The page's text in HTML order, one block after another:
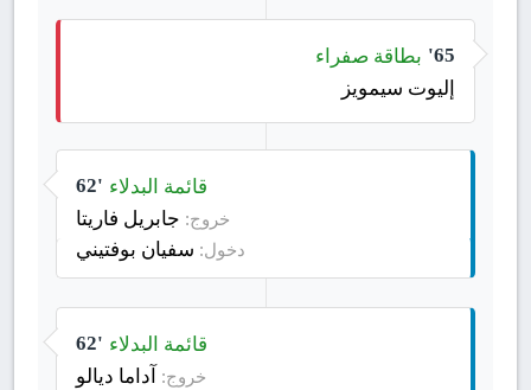
65' بطاقة صفراء
إليوت سيمويز
62' قائمة البدلاء
خروج: جابريل فاريتا
دخول: سفيان بوفتيني
62' قائمة البدلاء
خروج: آداما ديالو